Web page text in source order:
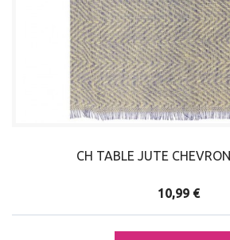
CH TABLE JUTE
10,99 €